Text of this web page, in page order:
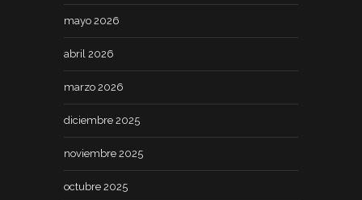
mayo 2026
abril 2026
marzo 2026
diciembre 2025
noviembre 2025
octubre 2025